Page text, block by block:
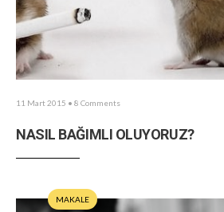
11 Mart 2015 • 8 Comments
NASIL BAĞIMLI OLUYORUZ?
MAKALE